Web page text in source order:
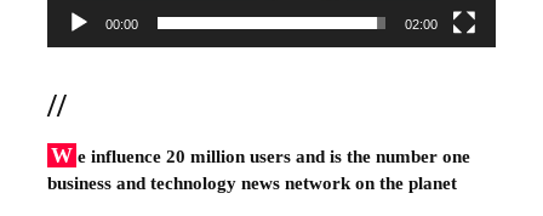
00:00 02:00
//
W e influence 20 million users and is the number one
business and technology news network on the planet